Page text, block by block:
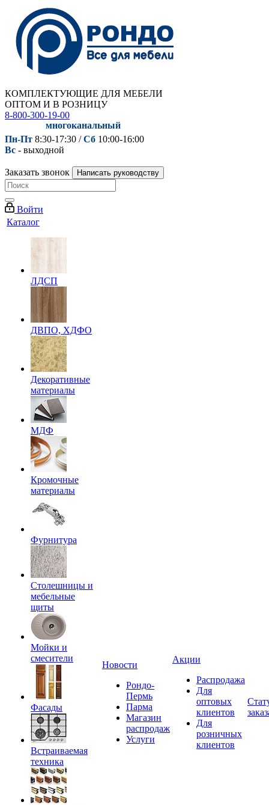
КОМПЛЕКТУЮЩИЕ ДЛЯ МЕБЕЛИ
ОПТОМ И В РОЗНИЦУ
8-800-300-19-00
многоканальный
Пн-Пт 8:30-17:30 /Сб 10:00-16:00
Вс - выходной
Заказать звонок Написать руководству
Войти
Каталог
ЛДСП
ДВПО, ХДФО
Декоративные
материалы
МДФ
Кромочные
материалы
Фурнитура
Столешницы и
мебельные
щиты
Мойки и
смесители
Фасады
Встраиваемая
техника
Новости
Рондо-
Пермь
Парма
Магазин
распродаж
Услуги
Акции
Распродажа
Для
оптовых
клиентов
Для
розничных
клиентов